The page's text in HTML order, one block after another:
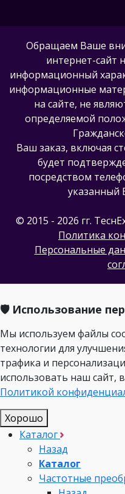
Обращаем Ваше
интернет-сайт
информационный
информационные
на сайте, не
определяемой
Ваш заказ, включая
будет
посредством
указанный
© 2015 - 2026 гг.
Политика
Персональные
🛡️ Использование
Мы используем файлы
технологии для
трафика и
использовать наш сайт,
Политикой
Хорошо
Каталог
Назад
Каталог
Частотные